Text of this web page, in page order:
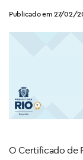
Publicado em 27/02/
O Certificado de